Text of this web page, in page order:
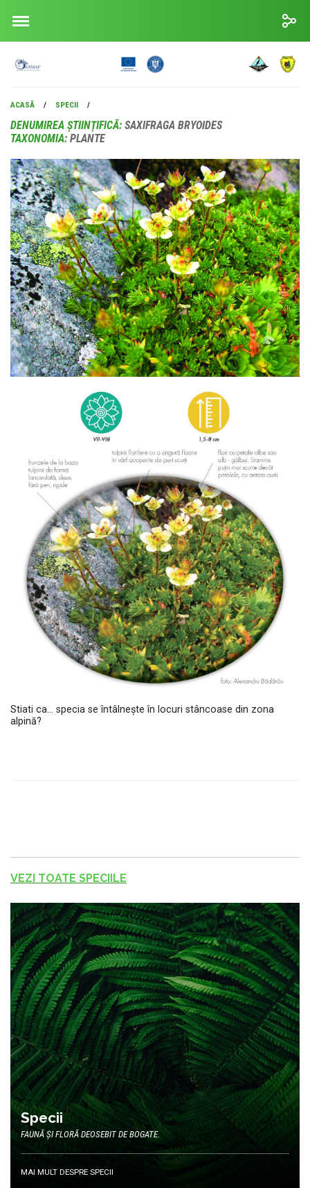
ACASĂ / SPECII /
DENUMIREA ȘTIINȚIFICĂ: SAXIFRAGA BRYOIDES
TAXONOMIA: PLANTE
Stiati ca... specia se întâlnește în locuri stâncoase din zona
alpină?
VEZI TOATE SPECIILE
Specii
FAUNĂ ȘI FLORĂ DEOSEBIT DE BOGATE.
MAI MULT DESPRE SPECII